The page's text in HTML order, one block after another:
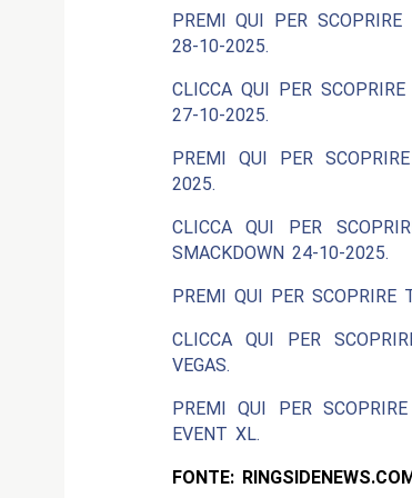
PREMI QUI PER
28-10-2025.
CLICCA QUI PER
27-10-2025.
PREMI QUI PER
2025.
CLICCA QUI PER
SMACKDOWN 24-10-2025.
PREMI QUI PER
CLICCA QUI PER
VEGAS.
PREMI QUI PER
EVENT XL.
FONTE: